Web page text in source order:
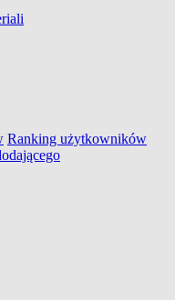
Ranking użytkowników